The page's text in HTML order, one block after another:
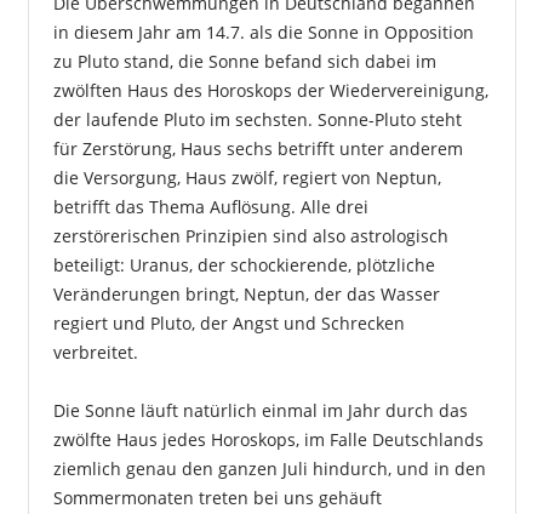
in diesem Jahr am 14.7. als die Sonne in Opposition
zu Pluto stand, die Sonne befand sich dabei im
zwölften Haus des Horoskops der Wiedervereinigung,
der laufende Pluto im sechsten. Sonne-Pluto steht
für Zerstörung, Haus sechs betrifft unter anderem
die Versorgung, Haus zwölf, regiert von Neptun,
betrifft das Thema Auflösung. Alle drei
zerstörerischen Prinzipien sind also astrologisch
beteiligt: Uranus, der schockierende, plötzliche
Veränderungen bringt, Neptun, der das Wasser
regiert und Pluto, der Angst und Schrecken
verbreitet.
Die Sonne läuft natürlich einmal im Jahr durch das
zwölfte Haus jedes Horoskops, im Falle Deutschlands
ziemlich genau den ganzen Juli hindurch, und in den
Sommermonaten treten bei uns gehäuft